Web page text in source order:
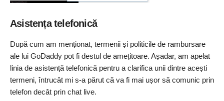
Asistența telefonică
După cum am menționat, termenii și politicile de rambursare
ale lui GoDaddy pot fi destul de amețitoare. Așadar, am apelat
linia de asistență telefonică pentru a clarifica unii dintre acești
termeni, întrucât mi s-a părut că va fi mai ușor să comunic prin
telefon decât prin chat live.